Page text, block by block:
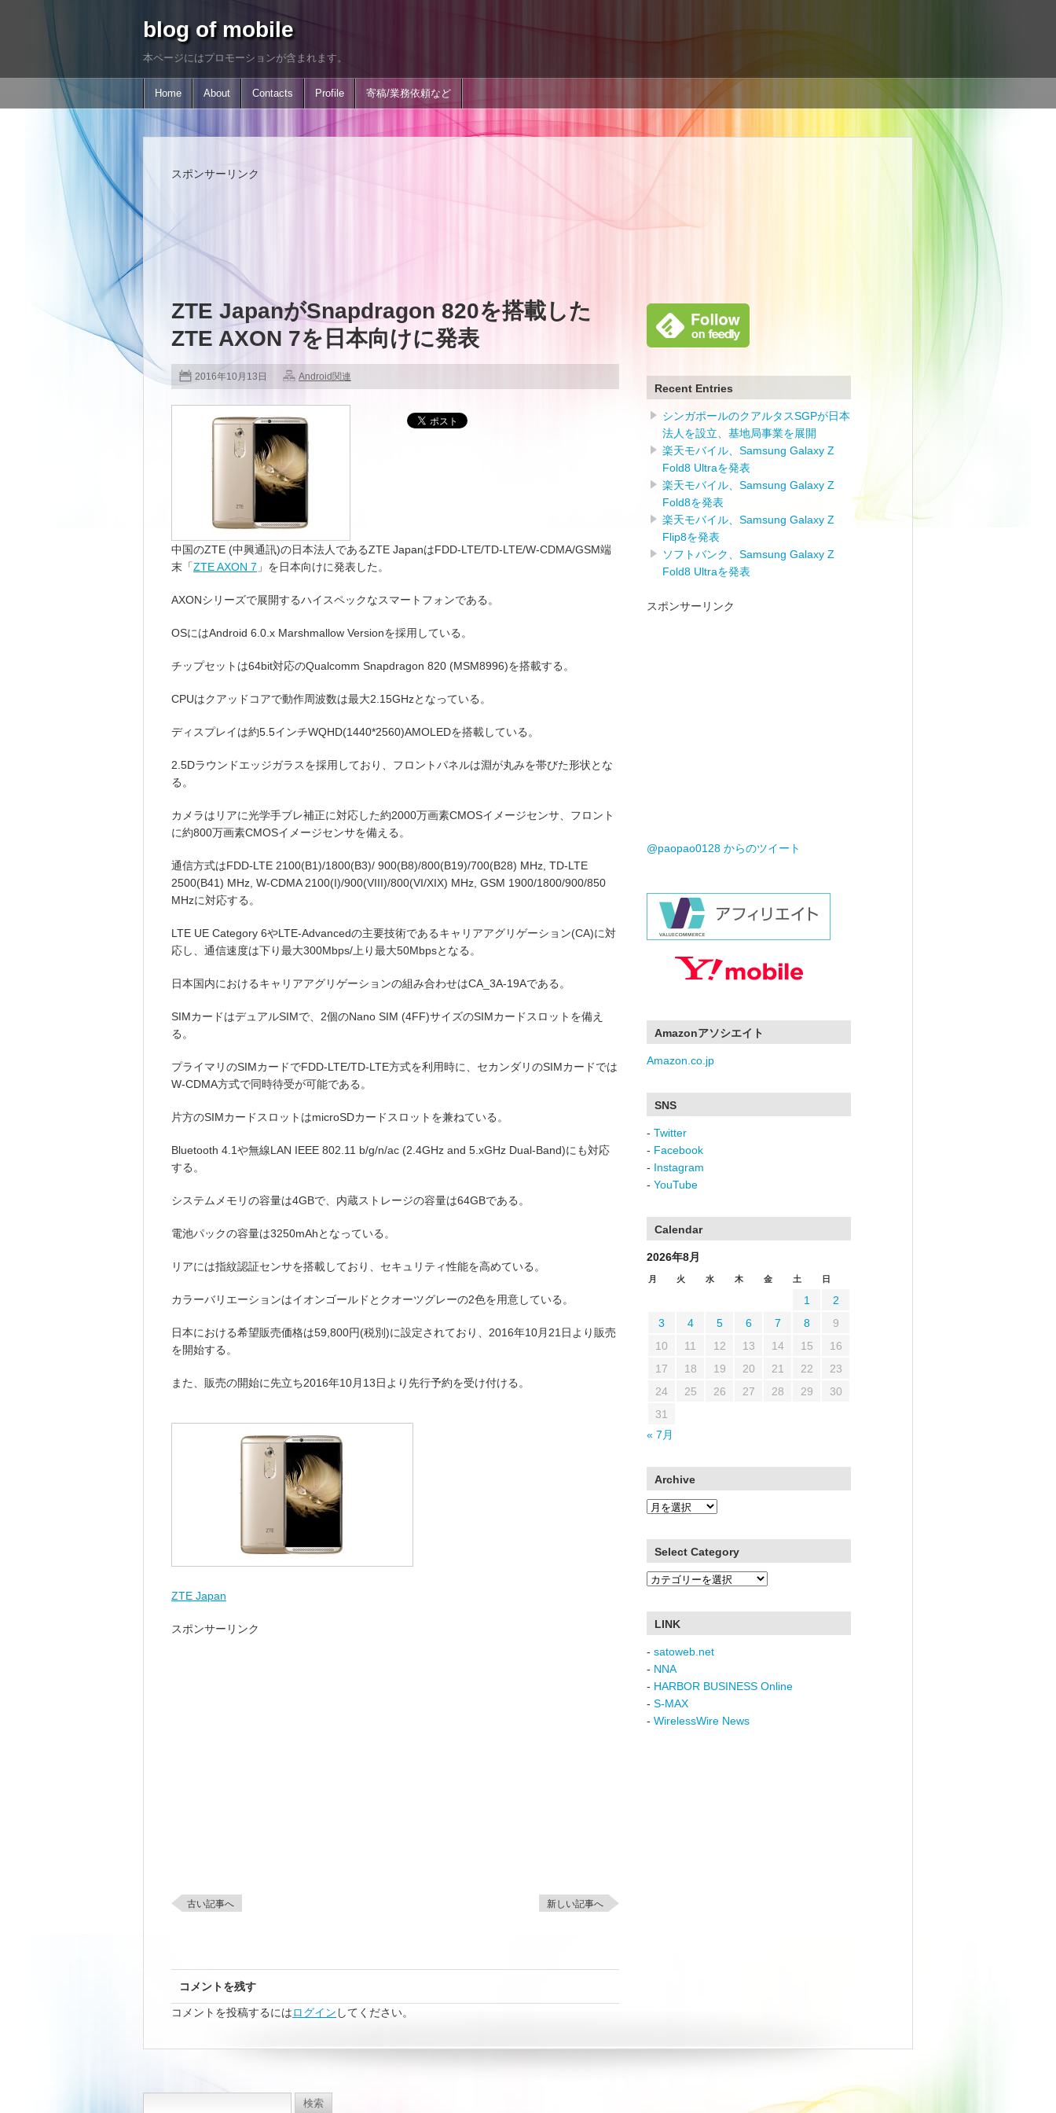
blog of mobile
本ページにはプロモーションが含まれます。
Home About Contacts Profile 寄稿/業務依頼など
スポンサーリンク
ZTE JapanがSnapdragon 820を搭載した
ZTE AXON 7を日本向けに発表
2016年10月13日 Android関連
中国のZTE (中興通訊)の日本法人であるZTE JapanはFDD-LTE/TD-LTE/W-CDMA/GSM端
末「ZTE AXON 7 」を日本向けに発表した。
AXONシリーズで展開するハイスペックなスマートフォンである。
OSにはAndroid 6.0.x Marshmallow Versionを採用している。
チップセットは64bit対応のQualcomm Snapdragon 820 (MSM8996)を搭載する。
CPUはクアッドコアで動作周波数は最大2.15GHzとなっている。
ディスプレイは約5.5インチWQHD(1440*2560)AMOLEDを搭載している。
2.5Dラウンドエッジガラスを採用しており、フロントパネルは淵が丸みを帯びた形状とな
る。
カメラはリアに光学手ブレ補正に対応した約2000万画素CMOSイメージセンサ、フロント
に約800万画素CMOSイメージセンサを備える。
通信方式はFDD-LTE 2100(B1)/1800(B3)/ 900(B8)/800(B19)/700(B28) MHz, TD-LTE
2500(B41) MHz, W-CDMA 2100(I)/900(VIII)/800(VI/XIX) MHz, GSM 1900/1800/900/850
MHzに対応する。
LTE UE Category 6やLTE-Advancedの主要技術であるキャリアアグリゲーション(CA)に対
応し、通信速度は下り最大300Mbps/上り最大50Mbpsとなる。
日本国内におけるキャリアアグリゲーションの組み合わせはCA_3A-19Aである。
SIMカードはデュアルSIMで、2個のNano SIM (4FF)サイズのSIMカードスロットを備え
る。
プライマリのSIMカードでFDD-LTE/TD-LTE方式を利用時に、セカンダリのSIMカードでは
W-CDMA方式で同時待受が可能である。
片方のSIMカードスロットはmicroSDカードスロットを兼ねている。
Bluetooth 4.1や無線LAN IEEE 802.11 b/g/n/ac (2.4GHz and 5.xGHz Dual-Band)にも対応
する。
システムメモリの容量は4GBで、内蔵ストレージの容量は64GBである。
電池パックの容量は3250mAhとなっている。
リアには指紋認証センサを搭載しており、セキュリティ性能を高めている。
カラーバリエーションはイオンゴールドとクオーツグレーの2色を用意している。
日本における希望販売価格は59,800円(税別)に設定されており、2016年10月21日より販売
を開始する。
また、販売の開始に先立ち2016年10月13日より先行予約を受け付ける。
ZTE Japan
スポンサーリンク
古い記事へ 新しい記事へ
コメントを残す
コメントを投稿するにはログイン してください。
Recent Entries
シンガポールのクアルタスSGPが日本
法人を設立、基地局事業を展開
楽天モバイル、Samsung Galaxy Z
Fold8 Ultraを発表
楽天モバイル、Samsung Galaxy Z
Fold8を発表
楽天モバイル、Samsung Galaxy Z
Flip8を発表
ソフトバンク、Samsung Galaxy Z
Fold8 Ultraを発表
スポンサーリンク
@paopao0128 からのツイート
Amazonアソシエイト
Amazon.co.jp
SNS
- Twitter
- Facebook
- Instagram
- YouTube
Calendar
2026年8月
月 火 水 木 金 土 日
1
2
3
4 5 6 7 8
9
10
11 12 13 14 15
16
17
18 19 20 21 22
23
24
25 26 27 28 29
30
31
« 7月
Archive
Archive
Select Category
Select
LINK
- satoweb.net
- NNA
- HARBOR BUSINESS Online
- S-MAX
- WirelessWire News